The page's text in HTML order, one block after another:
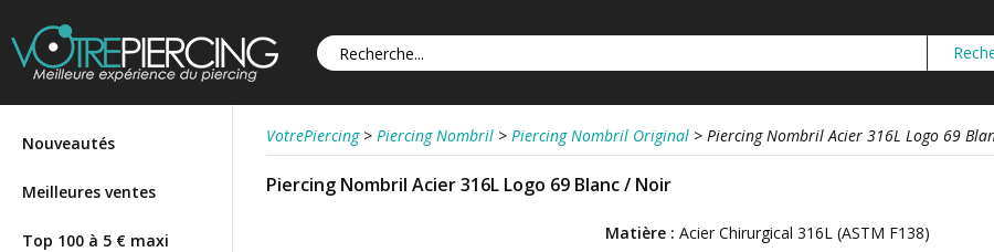
Nouveautés
Meilleures ventes
Top 100 à 5 € maxi
VotrePiercing > Piercing Nombril > Piercing Nombril Original > Piercing Nombril Acier 316L Logo 69
Piercing Nombril Acier 316L Logo 69 Blanc / Noir
Matière : Acier Chirurgical 316L (ASTM F138)